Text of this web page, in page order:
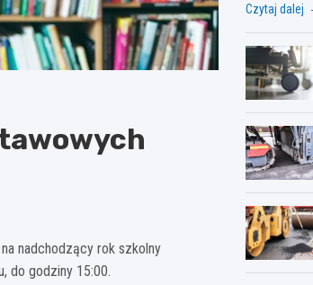
nadchodzący rok szkolny
do godziny 15:00.
Czytaj dalej